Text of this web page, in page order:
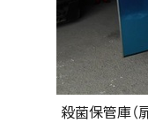
殺菌保管庫（